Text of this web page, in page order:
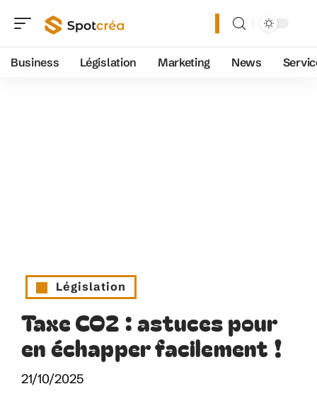
Business Législation Marketing News
Législation
Taxe CO2 : astuces pour
en échapper facilement !
21/10/2025